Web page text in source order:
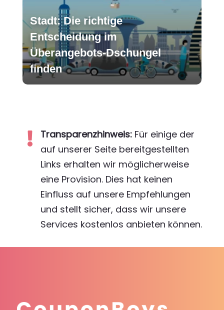
Stadt: Die richtige
Entscheidung im
Überangebots-Dschungel
finden
 Transparenzhinweis:Für einige der
auf unserer Seite bereitgestellten
Links erhalten wir möglicherweise
eine Provision. Dies hat keinen
Einfluss auf unsere Empfehlungen
und stellt sicher, dass wir unsere
Services kostenlos anbieten können.